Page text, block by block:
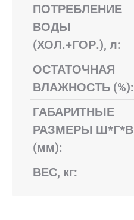
ПОТРЕБЛЕНИЕ
ВОДЫ
(ХОЛ.+ГОР.), л:
ОСТАТОЧНАЯ
ВЛАЖНОСТЬ (%):
ГАБАРИТНЫЕ
РАЗМЕРЫ Ш*Г*В
(мм):
ВЕС, кг: